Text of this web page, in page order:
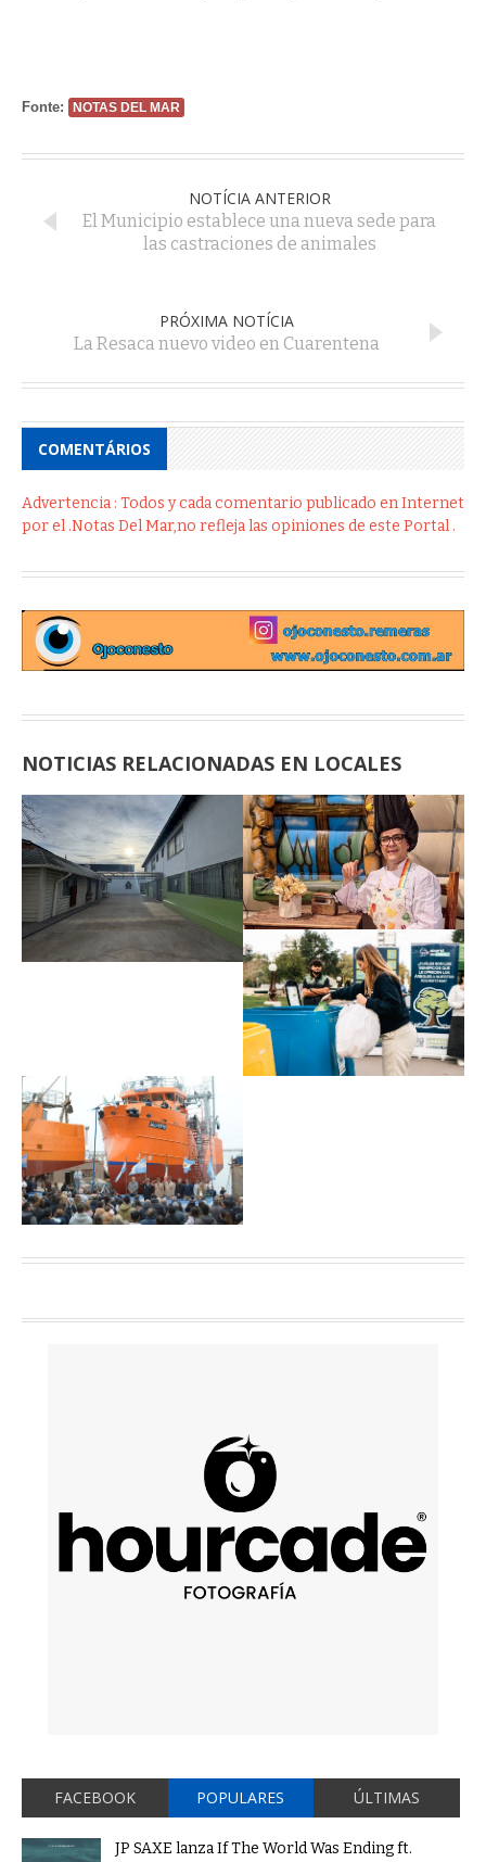
Fonte: NOTAS DEL MAR
NOTÍCIA ANTERIOR
El Municipio establece una nueva sede para
las castraciones de animales
PRÓXIMA NOTÍCIA
La Resaca nuevo video en Cuarentena
COMENTÁRIOS
Advertencia : Todos y cada comentario publicado en Internet
por el .Notas Del Mar,no refleja las opiniones de este Portal .
NOTICIAS RELACIONADAS EN LOCALES
FACEBOOK POPULARES ÚLTIMAS
JP SAXE lanza If The World Was Ending ft.